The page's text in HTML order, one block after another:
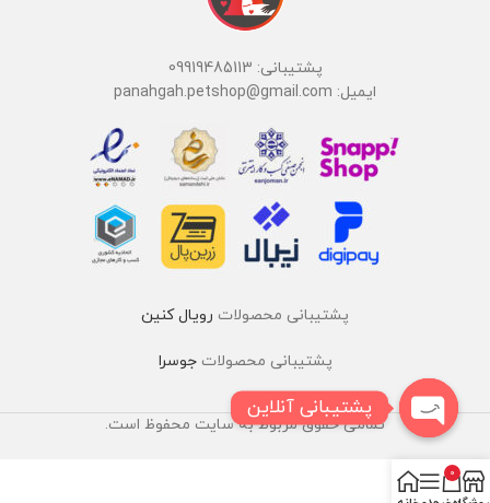
پشتیبانی: 09919485113
ایمیل: panahgah.petshop@gmail.com
پشتیبانی محصولات رویال کنین
پشتیبانی محصولاتجوسرا
تمامی حقوق مربوط به سایت محفوظ است.
0
پشتیبانی آنلاین